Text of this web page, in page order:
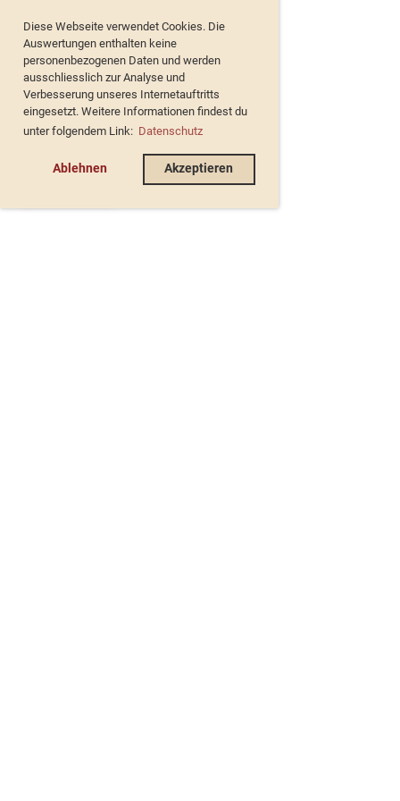
Diese Webseite verwendet Cookies. Die
Auswertungen enthalten keine
personenbezogenen Daten und werden
ausschliesslich zur Analyse und
Verbesserung unseres Internetauftritts
eingesetzt. Weitere Informationen findest du
unter folgendem Link: Datenschutz
Ablehnen Akzeptieren
de